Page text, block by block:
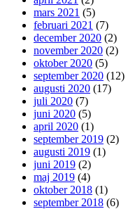
mars 2021 (5)
februari 2021 (7)
december 2020 (2)
november 2020 (2)
oktober 2020 (5)
september 2020 (12)
augusti 2020 (17)
juli 2020 (7)
juni 2020 (5)
april 2020 (1)
september 2019 (2)
augusti 2019 (1)
juni 2019 (2)
maj 2019 (4)
oktober 2018 (1)
september 2018 (6)